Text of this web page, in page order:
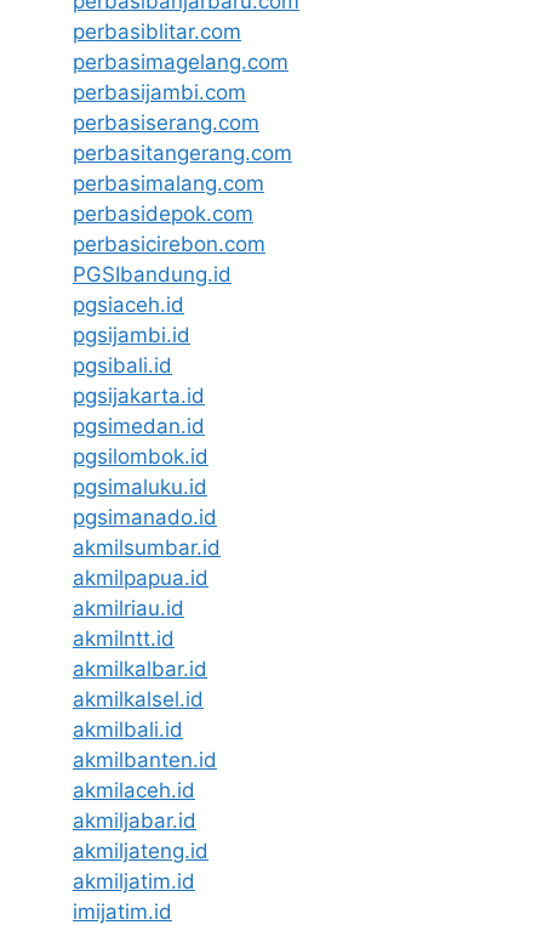
perbasiblitar.com
perbasimagelang.com
perbasijambi.com
perbasiserang.com
perbasitangerang.com
perbasimalang.com
perbasidepok.com
perbasicirebon.com
PGSIbandung.id
pgsiaceh.id
pgsijambi.id
pgsibali.id
pgsijakarta.id
pgsimedan.id
pgsilombok.id
pgsimaluku.id
pgsimanado.id
akmilsumbar.id
akmilpapua.id
akmilriau.id
akmilntt.id
akmilkalbar.id
akmilkalsel.id
akmilbali.id
akmilbanten.id
akmilaceh.id
akmiljabar.id
akmiljateng.id
akmiljatim.id
imijatim.id